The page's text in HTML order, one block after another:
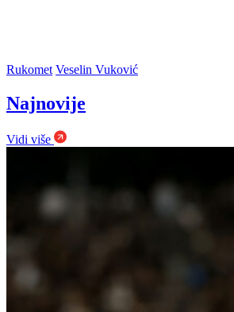
Rukomet Veselin Vuković
Najnovije
Vidi više